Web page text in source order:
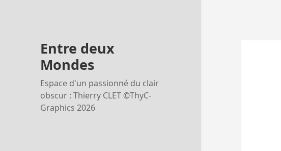
Entre deux
Mondes
Espace d'un passionné du clair
obscur : Thierry CLET ©ThyC-
Graphics 2026